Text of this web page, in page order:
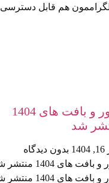
هم قابل
پلیور و بافت های 1404
شد
بدون دیدگاه
پلیور و بافت های 1404
پلیور و بافت های 1404